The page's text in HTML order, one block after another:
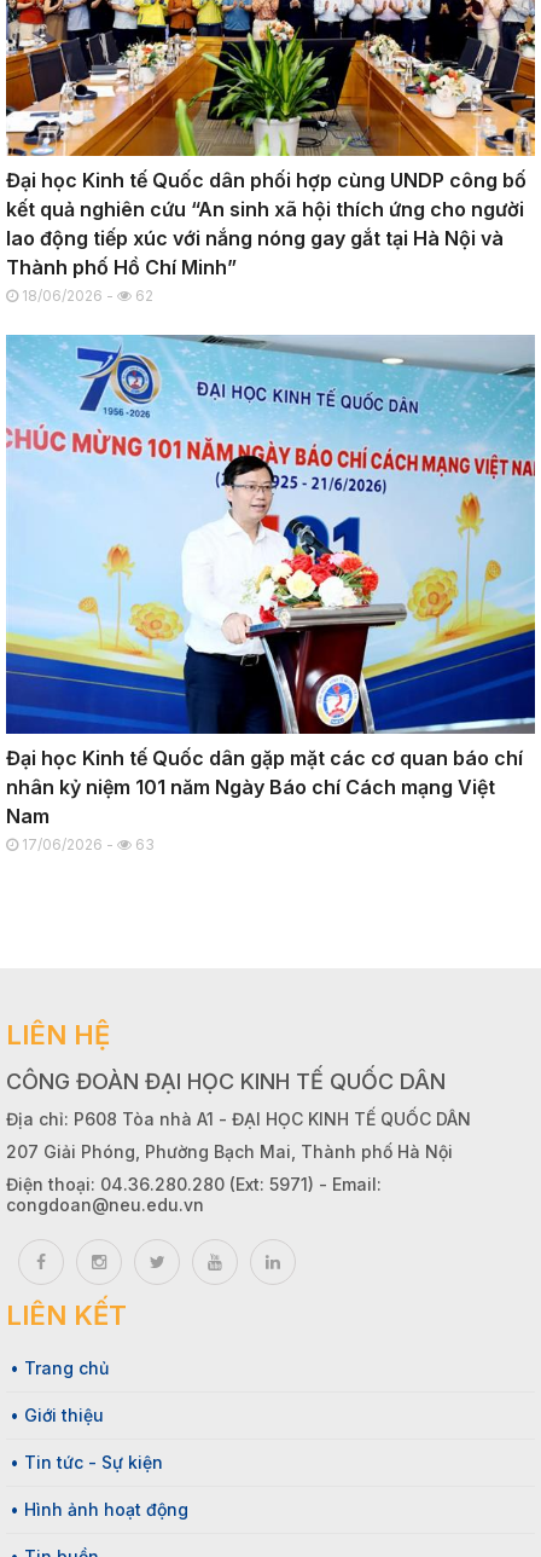
Đại học Kinh tế Quốc dân phối hợp cùng UNDP công bố
kết quả nghiên cứu “An sinh xã hội thích ứng cho người
lao động tiếp xúc với nắng nóng gay gắt tại Hà Nội và
Thành phố Hồ Chí Minh”
18/06/2026 - 62
Đại học Kinh tế Quốc dân gặp mặt các cơ quan báo chí
nhân kỷ niệm 101 năm Ngày Báo chí Cách mạng Việt
Nam
17/06/2026 - 63
LIÊN HỆ
CÔNG ĐOÀN ĐẠI HỌC KINH TẾ QUỐC DÂN
Địa chỉ: P608 Tòa nhà A1 - ĐẠI HỌC KINH TẾ QUỐC DÂN
207 Giải Phóng, Phường Bạch Mai, Thành phố Hà Nội
Điện thoại: 04.36.280.280 (Ext: 5971) - Email:
congdoan@neu.edu.vn
LIÊN KẾT
• Trang chủ
• Giới thiệu
• Tin tức - Sự kiện
• Hình ảnh hoạt động